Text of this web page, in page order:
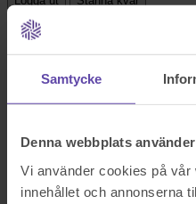
Samtycke
Denna webbplats
Vi använder cookies på
innehållet och annonserna
Se alla frågor Se alla frågor
Har jag rätt till
mina barn?